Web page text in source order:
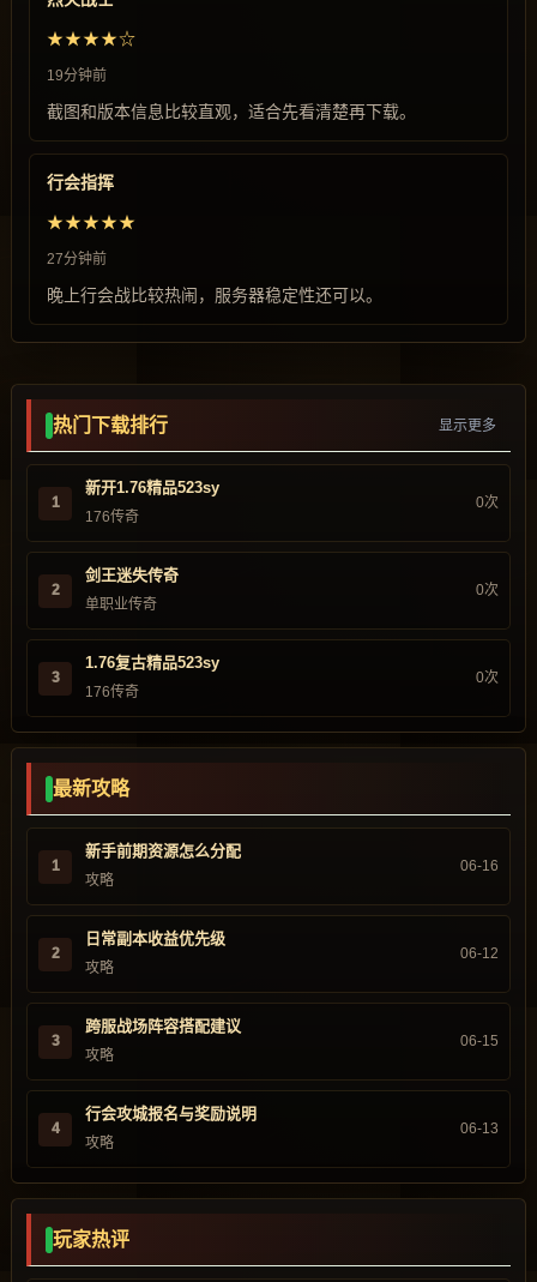
★★★★☆
19分钟前
截图和版本信息比较直观，适合先看清楚再下载。
行会指挥
★★★★★
27分钟前
晚上行会战比较热闹，服务器稳定性还可以。
热门下载排行 显示更多
1
新开1.76精品523sy
176传奇
0次
2
剑王迷失传奇
单职业传奇
0次
3
1.76复古精品523sy
176传奇
0次
最新攻略
1
新手前期资源怎么分配
攻略
06-16
2
日常副本收益优先级
攻略
06-12
3
跨服战场阵容搭配建议
攻略
06-15
4
行会攻城报名与奖励说明
攻略
06-13
玩家热评